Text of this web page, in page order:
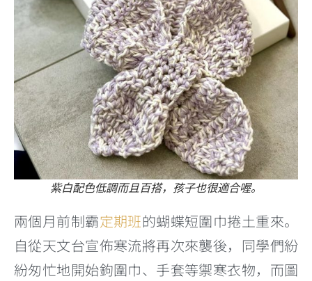
紫白配色低調而且百搭，孩子也很適合喔。
兩個月前制霸定期班的蝴蝶短圍巾捲土重來。
自從天文台宣佈寒流將再次來襲後，同學們紛
紛匆忙地開始鉤圍巾、手套等禦寒衣物，而圖